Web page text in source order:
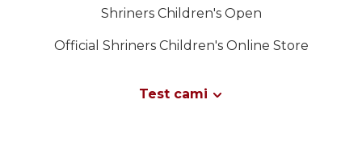
Shriners Children's Open
Official Shriners Children's Online Store
Test cami